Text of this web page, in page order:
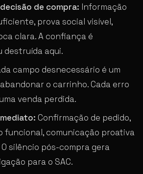
de compra: Informação
prova social visível,
clara. A confiança é
destruída aqui.
campo desnecessário é um
o carrinho. Cada erro
venda perdida.
Confirmação de pedido,
funcional, comunicação proativa
silêncio pós-compra gera
para o SAC.